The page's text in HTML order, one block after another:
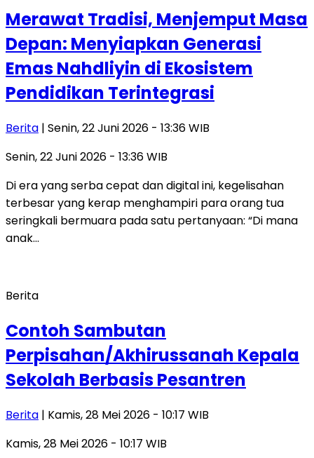
Merawat Tradisi, Menjemput Masa
Depan: Menyiapkan Generasi
Emas Nahdliyin di Ekosistem
Pendidikan Terintegrasi
Berita | Senin, 22 Juni 2026 - 13:36 WIB
Senin, 22 Juni 2026 - 13:36 WIB
Di era yang serba cepat dan digital ini, kegelisahan
terbesar yang kerap menghampiri para orang tua
seringkali bermuara pada satu pertanyaan: “Di mana
anak…
Berita
Contoh Sambutan
Perpisahan/Akhirussanah Kepala
Sekolah Berbasis Pesantren
Berita | Kamis, 28 Mei 2026 - 10:17 WIB
Kamis, 28 Mei 2026 - 10:17 WIB